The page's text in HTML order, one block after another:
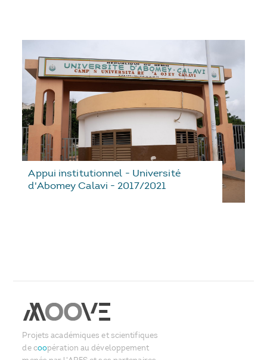
Appui institutionnel - Université
d'Abomey Calavi - 2017/2021
Projets académiques et scientifiques
de coopération au développement